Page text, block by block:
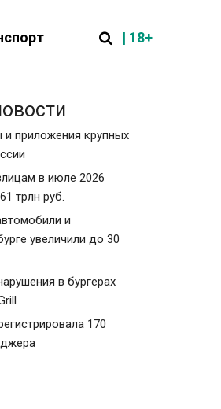
| 18+
и приложения крупных
в июле 2026
трлн руб.
и
увеличили до 30
в бургерах
170